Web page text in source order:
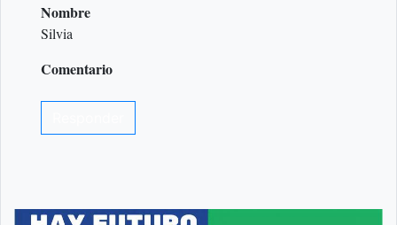
Nombre
Silvia
Comentario